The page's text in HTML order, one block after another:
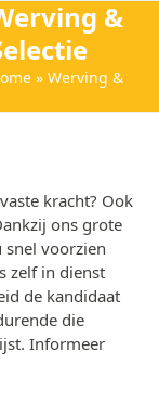
&
»Werving &
kracht? Ook
ons grote
voorzien
zelf in dienst
de kandidaat
die
Informeer